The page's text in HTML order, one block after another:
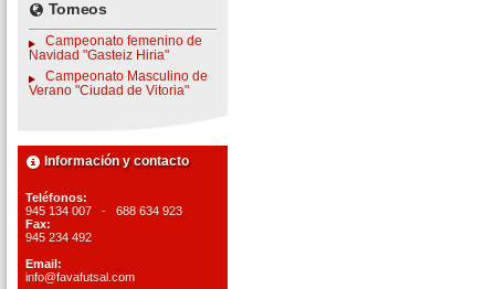
Torneos
Campeonato femenino de
Navidad "Gasteiz Hiria"
Campeonato Masculino de
Verano "Ciudad de Vitoria"
Información y contacto
Teléfonos:
945 134 007 - 688 634 923
Fax:
945 234 492
Email:
info@favafutsal.com